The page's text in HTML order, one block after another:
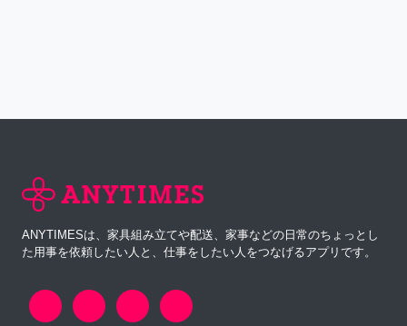
ANYTIMESは、家具組み立てや配送、家事などの日常のちょっとし
た用事を依頼したい人と、仕事をしたい人をつなげるアプリです。